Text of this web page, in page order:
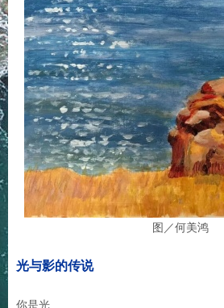
图／何美鸿
光与影的传说
你是光